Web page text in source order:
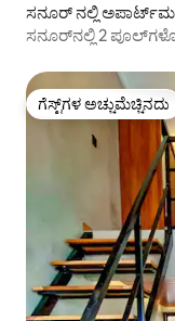
ಸನೂರ್ ನಲ್ಲಿ
ಸನೂರ್‌ನಲ್ಲಿ 2
ಗೆಸ್ಟ್‌ಗಳ ಅಚ್ಚುಮೆಚ್ಚಿನದು
ಗೆಸ್ಟ್‌ಗಳ ಅಚ್ಚುಮೆಚ್ಚಿನದು